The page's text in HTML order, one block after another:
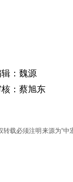
：魏源
：蔡旭东
载必须注明来源为“中